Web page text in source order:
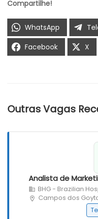
Compartilhe!
WhatsApp
Facebook
X
Outras Vagas
Analista de
BHG - Brazilian
Campos dos